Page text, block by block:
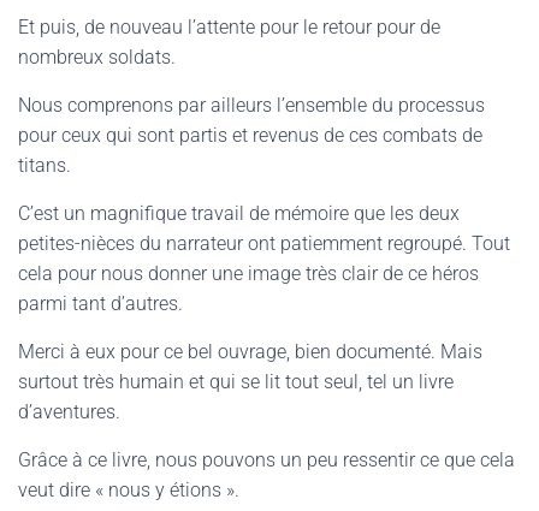
Et puis, de nouveau l’attente pour le retour pour de
nombreux soldats.
Nous comprenons par ailleurs l’ensemble du processus
pour ceux qui sont partis et revenus de ces combats de
titans.
C’est un magnifique travail de mémoire que les deux
petites-nièces du narrateur ont patiemment regroupé. Tout
cela pour nous donner une image très clair de ce héros
parmi tant d’autres.
Merci à eux pour ce bel ouvrage, bien documenté. Mais
surtout très humain et qui se lit tout seul, tel un livre
d’aventures.
Grâce à ce livre, nous pouvons un peu ressentir ce que cela
veut dire « nous y étions ».